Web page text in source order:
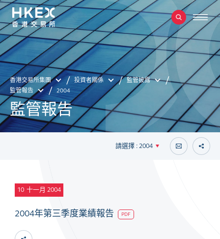
香港交易所集團 投資者關係
監管披露
監管報告
2004
監管報告
請選擇 : 2004
10 十一月 2004
2004年第三季度業績報告 PDF